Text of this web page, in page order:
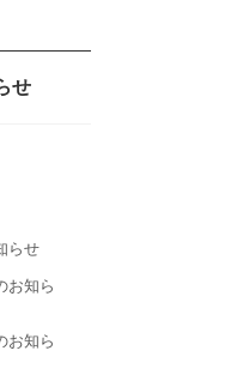
せ
らせ
お知ら
お知ら